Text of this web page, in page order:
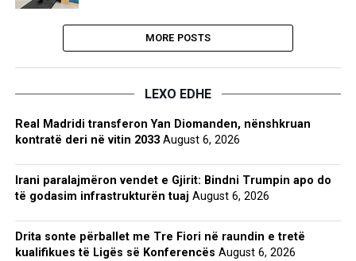
MORE POSTS
LEXO EDHE
Real Madridi transferon Yan Diomanden, nënshkruan
kontratë deri në vitin 2033 August 6, 2026
Irani paralajmëron vendet e Gjirit: Bindni Trumpin apo do
të godasim infrastrukturën tuaj August 6, 2026
Drita sonte përballet me Tre Fiori në raundin e tretë
kualifikues të Ligës së Konferencës August 6, 2026